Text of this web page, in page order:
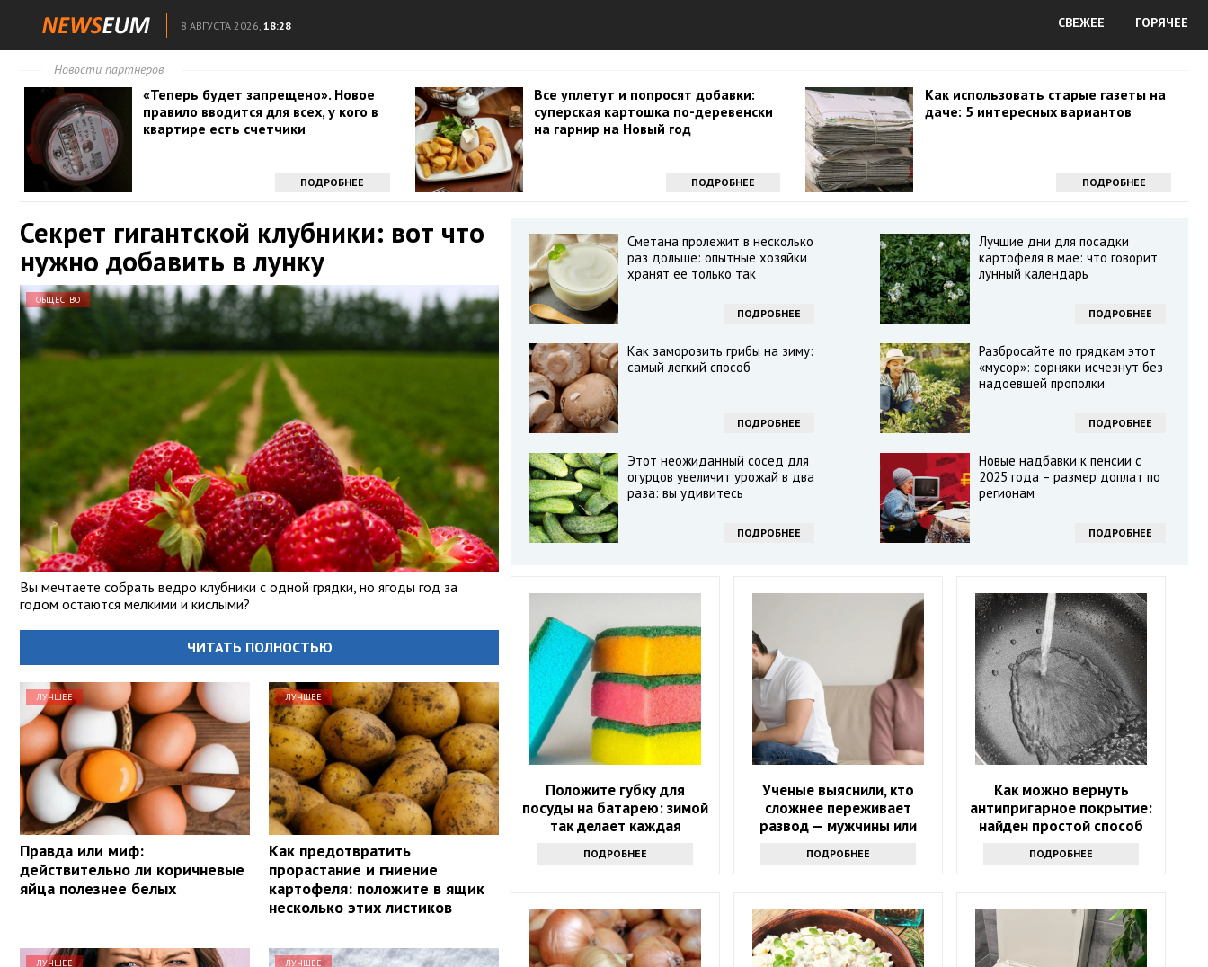
8 АВГУСТА 2026, 18:28 СВЕЖЕЕ ГОРЯЧЕЕ
Новости партнеров
«Теперь будет запрещено». Новое
правило вводится для всех, у кого в
квартире есть счетчики
ПОДРОБНЕЕ
Все уплетут и попросят добавки:
суперская картошка по-деревенски
на гарнир на Новый год
ПОДРОБНЕЕ
Как использовать старые газеты на
даче: 5 интересных вариантов
ПОДРОБНЕЕ
Секрет гигантской клубники: вот что
нужно добавить в лунку
ОБЩЕСТВО
Вы мечтаете собрать ведро клубники с одной грядки, но ягоды год за
годом остаются мелкими и кислыми?
ЧИТАТЬ ПОЛНОСТЬЮ
ЛУЧШЕЕ
Правда или миф:
действительно ли коричневые
яйца полезнее белых
ЛУЧШЕЕ
Как предотвратить
прорастание и гниение
картофеля: положите в ящик
несколько этих листиков
ЛУЧШЕЕ ЛУЧШЕЕ
Сметана пролежит в несколько
раз дольше: опытные хозяйки
хранят ее только так
ПОДРОБНЕЕ
Лучшие дни для посадки
картофеля в мае: что говорит
лунный календарь
ПОДРОБНЕЕ
Как заморозить грибы на зиму:
самый легкий способ
ПОДРОБНЕЕ
Разбросайте по грядкам этот
«мусор»: сорняки исчезнут без
надоевшей прополки
ПОДРОБНЕЕ
Этот неожиданный сосед для
огурцов увеличит урожай в два
раза: вы удивитесь
ПОДРОБНЕЕ
Новые надбавки к пенсии с
2025 года – размер доплат по
регионам
ПОДРОБНЕЕ
Положите губку для
посуды на батарею: зимой
так делает каждая
опытная хозяйка
ПОДРОБНЕЕ
Ученые выяснили, кто
сложнее переживает
развод — мужчины или
ПОДРОБНЕЕ
Как можно вернуть
антипригарное покрытие:
найден простой способ
ПОДРОБНЕЕ